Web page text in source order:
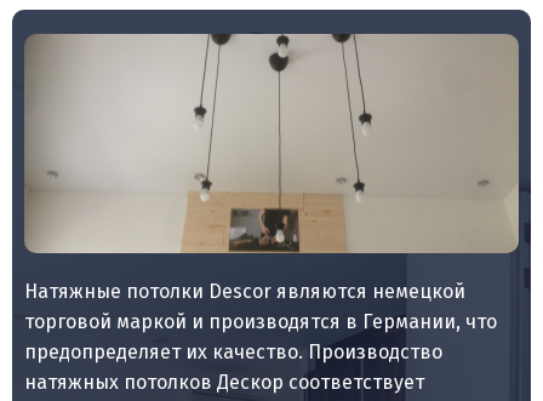
Натяжные потолки Descor являются немецкой
торговой маркой и производятся в Германии, что
предопределяет их качество. Производство
натяжных потолков Дескор соответствует